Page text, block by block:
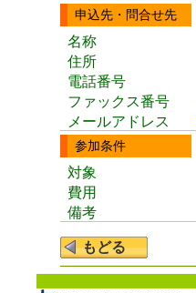
申込先・問合せ先
名称
住所
電話番号
ファックス番号
メールアドレス
参加条件
対象
費用
備考